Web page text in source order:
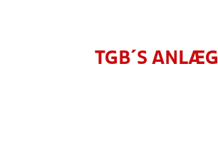
TGB´S ANLÆG